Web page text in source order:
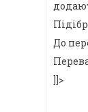
До
]]>